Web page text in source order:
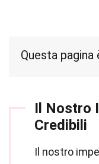
Questa
Il Nostro
Credibili
Il nostro